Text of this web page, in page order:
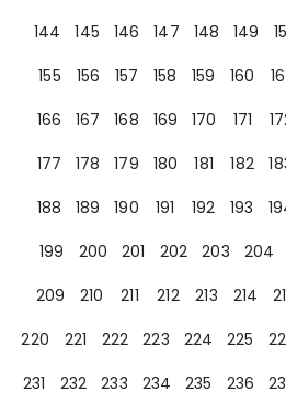
144
145 146 147 148 149
155
156 157 158 159 160
166
167 168 169 170 171
177
178 179 180 181 182
188
189 190 191 192 193
199
200 201 202 203 204
209
210 211 212 213 214
220
221 222 223 224 225
231
232 233 234 235 236